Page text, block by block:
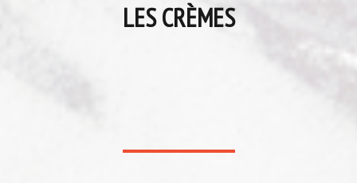
LES CRÈMES